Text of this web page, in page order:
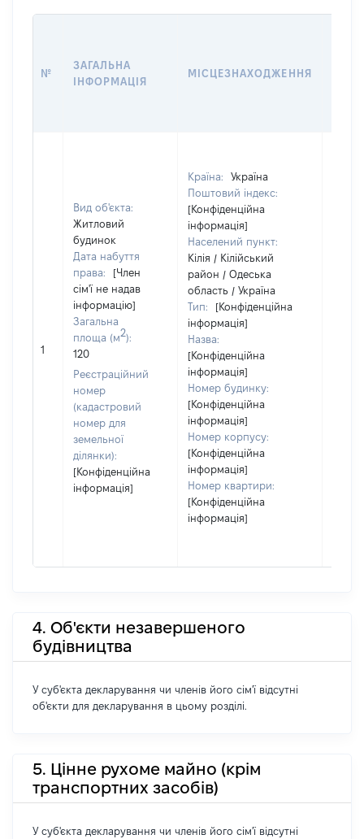
№
ЗАГАЛЬНА
ІНФОРМАЦІЯ
МІСЦЕЗНАХОДЖЕННЯ
1
Вид об'єкта:
Житловий
будинок
Дата набуття
права:
[Член
сім'ї не надав
інформацію]
Загальна
площа (м2):
120
Реєстраційний
номер
(кадастровий
номер для
земельної
ділянки):
[Конфіденційна
інформація]
Країна:
Україна
Поштовий індекс:
[Конфіденційна
інформація]
Населений пункт:
Кілія / Кілійський
район / Одеська
область / Україна
Тип:
[Конфіденційна
інформація]
Назва:
[Конфіденційна
інформація]
Номер будинку:
[Конфіденційна
інформація]
Номер корпусу:
[Конфіденційна
інформація]
Номер квартири:
[Конфіденційна
інформація]
4. Об'єкти незавершеного
будівництва
У суб'єкта декларування чи членів його сім'ї відсутні
об'єкти для декларування в цьому розділі.
5. Цінне рухоме майно (крім
транспортних засобів)
У суб'єкта декларування чи членів його сім'ї відсутні